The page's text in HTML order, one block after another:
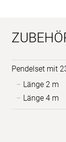
Pendelset mit
Länge 2 m
Länge 4 m